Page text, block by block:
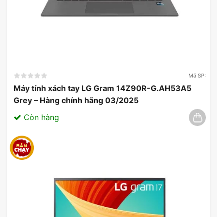
Tính Năng Bảo Mật và Tiện Ích
Bảo Mật Vân Tay:
bảo vệ dữ liệu cá nhân và nâng cao bảo mật.
gọi video và bảo vệ quyền riêng tư.
Hệ Điều Hành:Windows 11 Home, cung cấp giao
diện hiện đại và các tính năng mới nhất của
Mã SP:
Máy tính xách tay LG Gram 14Z90R-G.AH53A5
Grey – Hàng chính hãng 03/2025
Còn hàng